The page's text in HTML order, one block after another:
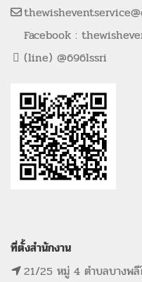
Facebook :
(line) @696lssri
ที่ตั้งสำนักงาน
21/25 หมู่ 4 ตำบลบางพ